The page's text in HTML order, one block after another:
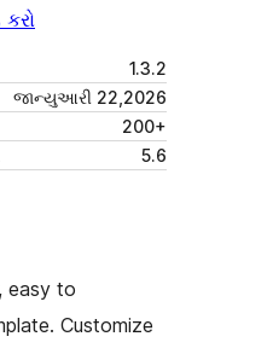
1.3.2
જાન્યુઆરી 22,2026
200+
5.6
easy to
Customize